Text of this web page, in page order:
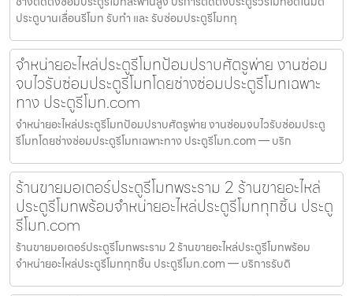
ประตูบานเลื่อนรีโมท รับทำ และ รับซ่อมประตูรีโมททุ
จำหน่ายอะไหล่ประตูรีโมทป้อมปราบศัตรูพ่าย งานซ่อม
จบไวรับซ่อมประตูรีโมทโดยช่างซ่อมประตูรีโมทเฉพาะ
ทาง ประตูรีโมท.com
จำหน่ายอะไหล่ประตูรีโมทป้อมปราบศัตรูพ่าย งานซ่อมจบไวรับซ่อมประตู
รีโมทโดยช่างซ่อมประตูรีโมทเฉพาะทาง ประตูรีโมท.com — บริก
ร้านขายมอเตอร์ประตูรีโมทพระราม 2 ร้านขายอะไหล่
ประตูรีโมทพร้อมจำหน่ายอะไหล่ประตูรีโมททุกชิ้น ประตู
รีโมท.com
ร้านขายมอเตอร์ประตูรีโมทพระราม 2 ร้านขายอะไหล่ประตูรีโมทพร้อม
จำหน่ายอะไหล่ประตูรีโมททุกชิ้น ประตูรีโมท.com — บริการรับติ